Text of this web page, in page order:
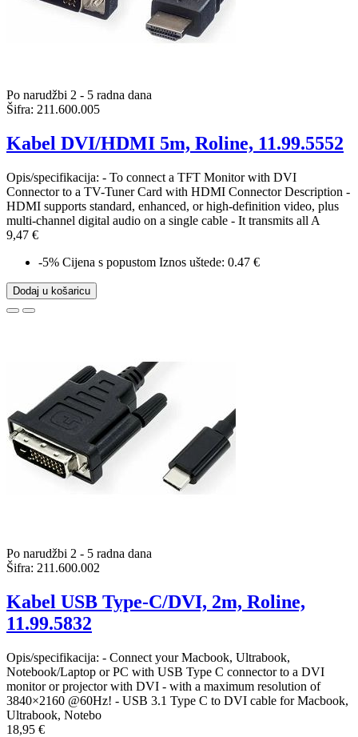
Po narudžbi 2 - 5 radna dana
Šifra: 211.600.005
Kabel DVI/HDMI 5m, Roline, 11.99.5552
Opis/specifikacija: - To connect a TFT Monitor with DVI
Connector to a TV-Tuner Card with HDMI Connector Description -
HDMI supports standard, enhanced, or high-definition video, plus
multi-channel digital audio on a single cable - It transmits all A
9,47 €
-5% Cijena s popustom Iznos uštede: 0.47 €
Dodaj u košaricu
Po narudžbi 2 - 5 radna dana
Šifra: 211.600.002
Kabel USB Type-C/DVI, 2m, Roline,
11.99.5832
Opis/specifikacija: - Connect your Macbook, Ultrabook,
Notebook/Laptop or PC with USB Type C connector to a DVI
monitor or projector with DVI - with a maximum resolution of
3840×2160 @60Hz! - USB 3.1 Type C to DVI cable for Macbook,
Ultrabook, Notebo
18,95 €